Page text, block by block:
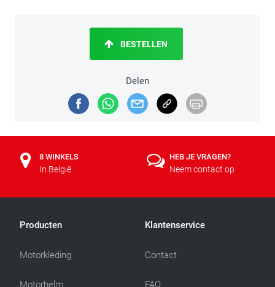
Delen
BESTELLEN
8 WINKELS
In België
HEB JE VRAGEN?
Neem contact op
Producten
Motorkleding
Motorhelm
Klantenservice
Contact
FAQ